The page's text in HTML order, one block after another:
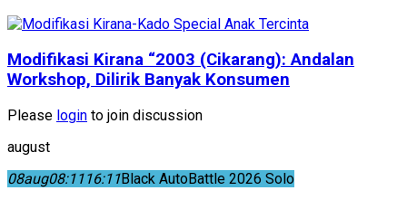
Modifikasi Kirana “2003 (Cikarang): Andalan
Workshop, Dilirik Banyak Konsumen
Please login to join discussion
august
08aug08:1116:11Black AutoBattle 2026 Solo